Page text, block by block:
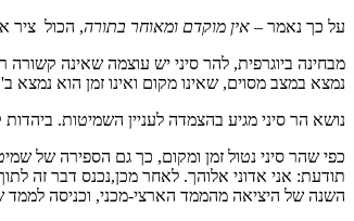
על כך נאמר – אין מוקדם ומאוחר בתורה, הכול ציר
מבחינה ביוגרפית, להר סיני יש עוצמה שאינה
נמצא במצב מסוים, שאינו מקום ואינו זמן הוא נמצא
נושא הר סיני מגיע בהצמדה לעניין השמיטות. ביהדות קיימת ספירה של 7 שנים, שלאחר מכן, בשנה השביעית –
כפי שהר סיני נטול זמן ומקום, כך גם הספירה של
תודעת: אני אדוני אלוהך. לאחר מכן,נכנס דבר זה
השנה של היציאה מהממד הארצי-מכני, וכניסה לממד